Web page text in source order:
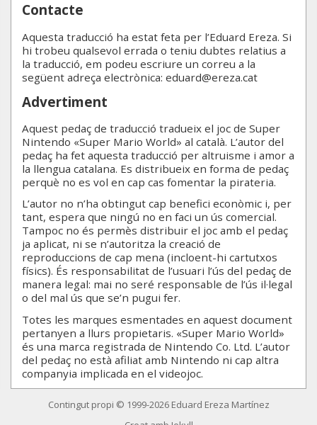
Contacte
Aquesta traducció ha estat feta per l’Eduard Ereza. Si
hi trobeu qualsevol errada o teniu dubtes relatius a
la traducció, em podeu escriure un correu a la
següent adreça electrònica: eduard@ereza.cat
Advertiment
Aquest pedaç de traducció tradueix el joc de Super
Nintendo «Super Mario World» al català. L’autor del
pedaç ha fet aquesta traducció per altruisme i amor a
la llengua catalana. Es distribueix en forma de pedaç
perquè no es vol en cap cas fomentar la pirateria.
L’autor no n’ha obtingut cap benefici econòmic i, per
tant, espera que ningú no en faci un ús comercial.
Tampoc no és permès distribuir el joc amb el pedaç
ja aplicat, ni se n’autoritza la creació de
reproduccions de cap mena (incloent-hi cartutxos
físics). És responsabilitat de l’usuari l’ús del pedaç de
manera legal: mai no seré responsable de l’ús il·legal
o del mal ús que se’n pugui fer.
Totes les marques esmentades en aquest document
pertanyen a llurs propietaris. «Super Mario World»
és una marca registrada de Nintendo Co. Ltd. L’autor
del pedaç no està afiliat amb Nintendo ni cap altra
companyia implicada en el videojoc.
Contingut propi © 1999-2026 Eduard Ereza Martínez